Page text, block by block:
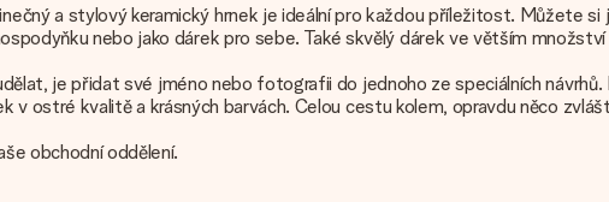
a stylový keramický hrnek je ideální pro každou příležitost. Můžete
nebo jako dárek pro sebe. Také skvělý dárek ve větším
je přidat své jméno nebo fotografii do jednoho ze speciálních
ostré kvalitě a krásných barvách. Celou cestu kolem, opravdu něco
obchodní oddělení.